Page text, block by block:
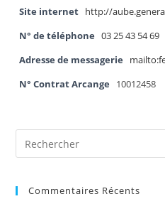
Site internet http://
N° de téléphone
03 25 43 54 69
Adresse de messagerie
N° Contrat Arcange
10012458
Commentaires Récents